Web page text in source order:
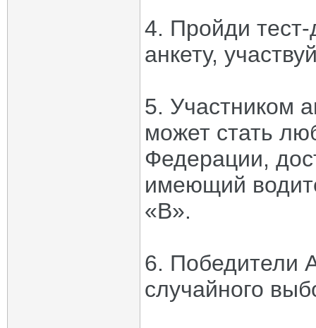
4. Пройди
анкету,
5. Участником
может стать
Федерации,
имеющий
«B».
6. Победители
случайного